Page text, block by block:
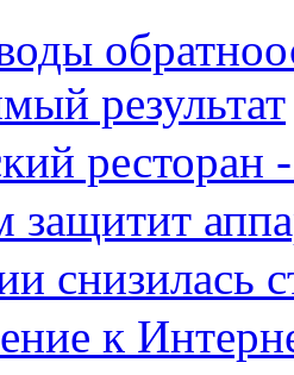
результат
защитит
снизилась
к